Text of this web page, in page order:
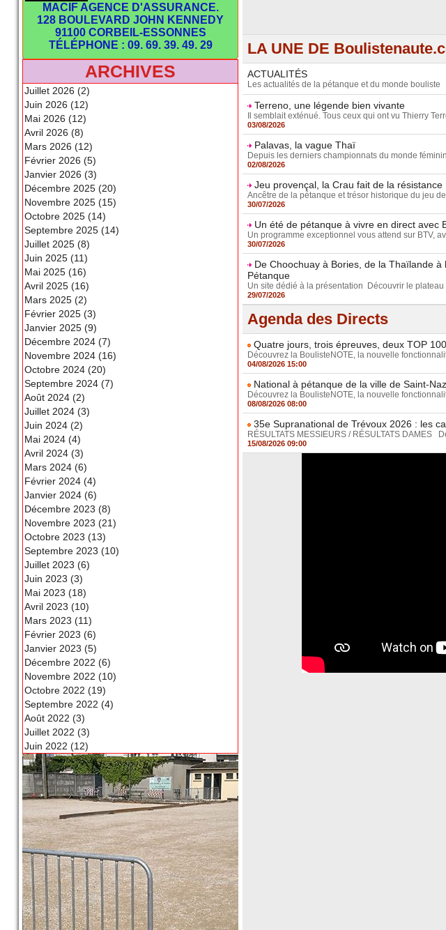
MACIF AGENCE D'ASSURANCE.
128 BOULEVARD JOHN KENNEDY
91100 CORBEIL-ESSONNES
TÉLÉPHONE : 09. 69. 39. 49. 29
ARCHIVES
Juillet 2026 (2)
Juin 2026 (12)
Mai 2026 (12)
Avril 2026 (8)
Mars 2026 (12)
Février 2026 (5)
Janvier 2026 (3)
Décembre 2025 (20)
Novembre 2025 (15)
Octobre 2025 (14)
Septembre 2025 (14)
Juillet 2025 (8)
Juin 2025 (11)
Mai 2025 (16)
Avril 2025 (16)
Mars 2025 (2)
Février 2025 (3)
Janvier 2025 (9)
Décembre 2024 (7)
Novembre 2024 (16)
Octobre 2024 (20)
Septembre 2024 (7)
Août 2024 (2)
Juillet 2024 (3)
Juin 2024 (2)
Mai 2024 (4)
Avril 2024 (3)
Mars 2024 (6)
Février 2024 (4)
Janvier 2024 (6)
Décembre 2023 (8)
Novembre 2023 (21)
Octobre 2023 (13)
Septembre 2023 (10)
Juillet 2023 (6)
Juin 2023 (3)
Mai 2023 (18)
Avril 2023 (10)
Mars 2023 (11)
Février 2023 (6)
Janvier 2023 (5)
Décembre 2022 (6)
Novembre 2022 (10)
Octobre 2022 (19)
Septembre 2022 (4)
Août 2022 (3)
Juillet 2022 (3)
Juin 2022 (12)
LA UNE DE
ACTUALITÉS
Les actualités de la pétanque et du monde bouliste
Terreno, une légende bien vivante
Il semblait exténué. Tous ceux qui ont vu Thierry
03/08/2026
Palavas, la vague Thaï
Depuis les derniers championnats du monde
02/08/2026
Jeu provençal, la Crau fait de la résistance
Ancêtre de la pétanque et trésor historique du jeu
30/07/2026
Un été de pétanque à vivre en direct avec
Un programme exceptionnel vous attend sur BTV,
30/07/2026
De Choochuay à Bories, de la Thaïlande
Pétanque
Un site dédié à la présentation Découvrir le
29/07/2026
Agenda des Directs
Quatre jours, trois épreuves, deux TOP
Découvrez la BoulisteNOTE, la nouvelle
04/08/2026 15:00
National à pétanque de la ville de Saint-
Découvrez la BoulisteNOTE, la nouvelle
08/08/2026 08:00
35e Supranational de Trévoux 2026 : les
RÉSULTATS MESSIEURS / RÉSULTATS DAMES
15/08/2026 09:00